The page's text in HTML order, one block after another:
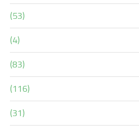
(53)
(4)
(83)
(116)
(31)